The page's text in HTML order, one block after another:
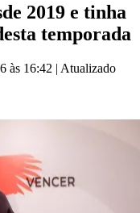
2019 e tinha
temporada
às 16:42 | Atualizado